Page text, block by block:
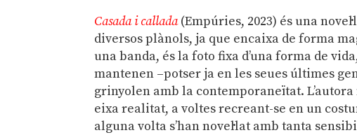
Casada i callada(Empúries, 2023) és una
diversos plànols, ja que encaixa de forma
una banda, és la foto fixa d’una forma de
mantenen –potser ja en les seues últimes
grinyolen amb la contemporaneïtat.
eixa realitat, a voltes recreant-se en un
alguna volta s’han novel·lat amb tanta